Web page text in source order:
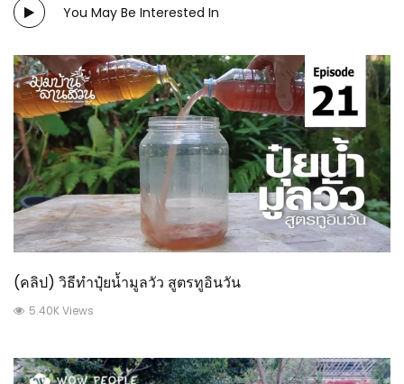
You May Be Interested In
(คลิป) วิธีทำปุ๋ยน้ำมูลวัว สูตรทูอินวัน
5.40K Views